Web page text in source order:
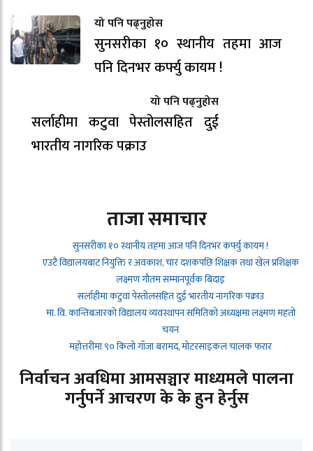
यो पनि पढ्नुहोस
सुनसरीका १० स्थानीय तहमा आज
पनि दिनभर कर्फ्यु कायम !
यो पनि पढ्नुहोस
सर्लाहीमा कटुवा पेस्तोलसहित दुई
भारतीय नागरिक पक्राउ
ताजा समाचार
सुनसरीका १० स्थानीय तहमा आज पनि दिनभर कर्फ्यु कायम !
एउटै विद्यालयबाट नियुक्ति र अवकाश, चार दशकपछि शिक्षक तथा खेल प्रशिक्षक
लक्ष्मण गौतम सम्मानपूर्वक बिदाइ
सर्लाहीमा कटुवा पेस्तोलसहित दुई भारतीय नागरिक पक्राउ
मा. वि. कान्तिबजारको विद्यालय व्यवस्थापन समितिको अध्यक्षमा लक्ष्मण महतो
चयन
महोत्तरीमा ९० किलो गाँजा बरामद, मोटरसाइकल चालक फरार
निर्वाचन अवधिमा आमसञ्चार माध्यमले पालना
गर्नुपर्ने आचरण के के हुन हेर्नुस